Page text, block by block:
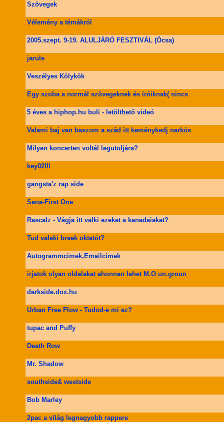
Szövegek
Vélemény a témákról
2005.szept. 9-19. ALULJÁRÓ FESZTIVÁL (Ócsa)
jarule
Veszélyes Kölykök
Egy szoba a normál szövegeknek és íróiknak( nincs
5 éves a hiphop.hu buli - letölthető videó
Valami baj van baszom a szád itt keménykedj narkós
Milyen koncerten voltál legutoljára?
key02!!!
gangsta'z rap side
Sena-First One
Rascalz - Vágja itt valki ezeket a kanadaiakat?
Tud valaki break oktatót?
Autogrammcimek,Emailcimek
irjatok olyan oldalakat ahonnan lehet M.O un.groun
darkside.dox.hu
Urban Free Flow - Tudod-e mi ez?
tupac and Puffy
Death Row
Mr. Shadow
southside& westside
Bob Marley
2pac a világ legnagyobb rappere